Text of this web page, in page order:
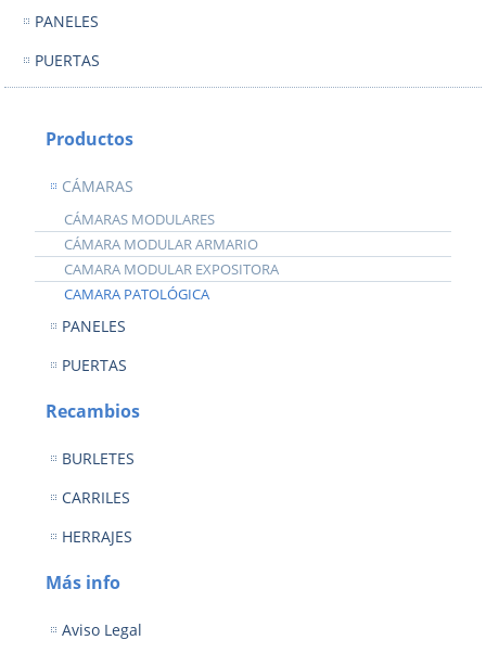
PANELES
PUERTAS
Productos
CÁMARAS
CÁMARAS MODULARES
CÁMARA MODULAR ARMARIO
CAMARA MODULAR EXPOSITORA
CAMARA PATOLÓGICA
PANELES
PUERTAS
Recambios
BURLETES
CARRILES
HERRAJES
Más info
Aviso Legal